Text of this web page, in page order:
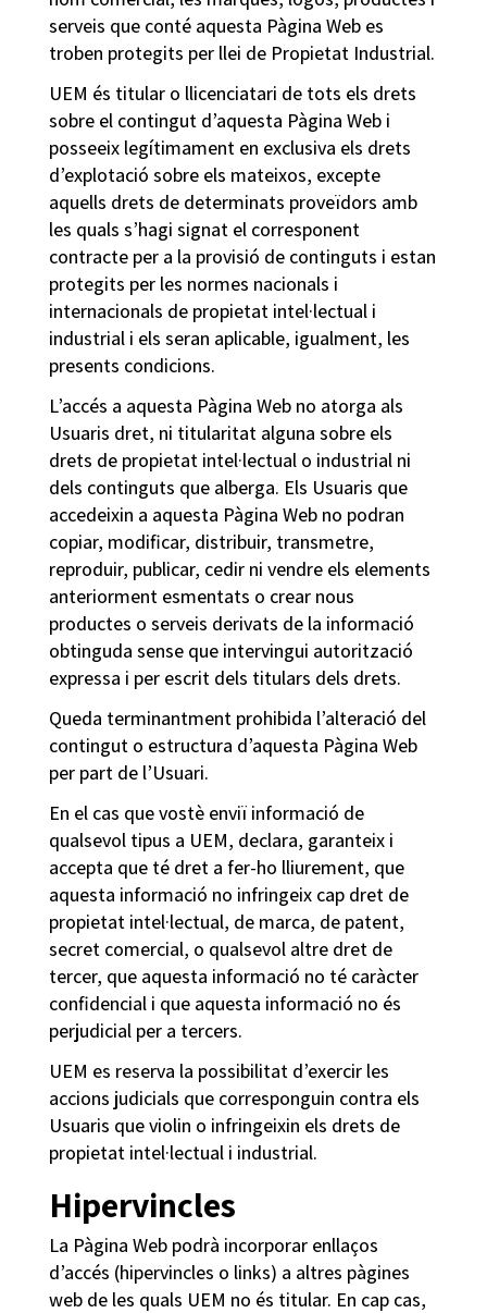
serveis que conté aquesta Pàgina Web es
troben protegits per llei de Propietat Industrial.
UEM és titular o llicenciatari de tots els drets
sobre el contingut d’aquesta Pàgina Web i
posseeix legítimament en exclusiva els drets
d’explotació sobre els mateixos, excepte
aquells drets de determinats proveïdors amb
les quals s’hagi signat el corresponent
contracte per a la provisió de continguts i estan
protegits per les normes nacionals i
internacionals de propietat intel·lectual i
industrial i els seran aplicable, igualment, les
presents condicions.
L’accés a aquesta Pàgina Web no atorga als
Usuaris dret, ni titularitat alguna sobre els
drets de propietat intel·lectual o industrial ni
dels continguts que alberga. Els Usuaris que
accedeixin a aquesta Pàgina Web no podran
copiar, modificar, distribuir, transmetre,
reproduir, publicar, cedir ni vendre els elements
anteriorment esmentats o crear nous
productes o serveis derivats de la informació
obtinguda sense que intervingui autorització
expressa i per escrit dels titulars dels drets.
Queda terminantment prohibida l’alteració del
contingut o estructura d’aquesta Pàgina Web
per part de l’Usuari.
En el cas que vostè enviï informació de
qualsevol tipus a UEM, declara, garanteix i
accepta que té dret a fer-ho lliurement, que
aquesta informació no infringeix cap dret de
propietat intel·lectual, de marca, de patent,
secret comercial, o qualsevol altre dret de
tercer, que aquesta informació no té caràcter
confidencial i que aquesta informació no és
perjudicial per a tercers.
UEM es reserva la possibilitat d’exercir les
accions judicials que corresponguin contra els
Usuaris que violin o infringeixin els drets de
propietat intel·lectual i industrial.
Hipervincles
La Pàgina Web podrà incorporar enllaços
d’accés (hipervincles o links) a altres pàgines
web de les quals UEM no és titular. En cap cas,